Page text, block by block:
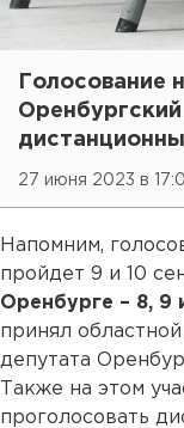
Голосование
27 июня 2023 в
Напомним,
пройдет 9 и 10
Оренбурге – 8, 9
принял
депутата
Также на этом
проголосовать